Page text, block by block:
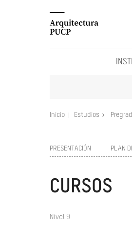
Inicio Estudios
PRESENTACIÓN PLAN
CURSOS
Nivel 9